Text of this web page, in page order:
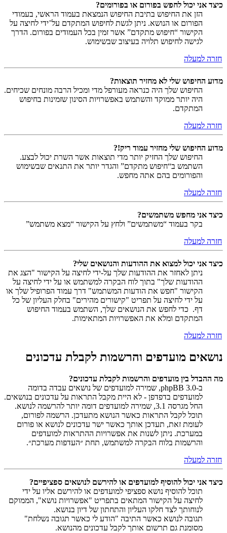
כיצד אני יכול לחפש בפורום או בפורומים?
הזן את החיפוש בתיבת החיפוש הנמצאת בעמוד הראשי, בעמודי
הפורום או הנושא. ניתן לגשת לחיפוש המתקדם על־ידי לחיצה על
הקישור “חיפוש מתקדם” אשר זמין בכל העמודים בפורום. הדרך
לגישה לחיפוש תלויה בעיצוב שבשימוש.
חזרה למעלה
מדוע החיפוש שלי לא מחזיר תוצאות?
החיפוש שלך היה כנראה מעורפל מדי ומכיל הרבה מונחים שכיחים.
היה יותר ממוקד והשתמש באפשרויות הסינון שזמינות בחיפוש
המתקדם.
חזרה למעלה
מדוע החיפוש שלי מחזיר עמוד ריק!?
החיפוש שלך החזיק יותר מדי תוצאות אשר השרת יכול לבצע.
השתמש ב“חיפוש מתקדם” והגדר יותר את התנאים שבשימוש
והפורומים בהם אתה מחפש.
חזרה למעלה
כיצד אני מחפש משתמשים?
בקר בעמוד “משתמשים” ולחץ על הקישור “מצא משתמש”
חזרה למעלה
כיצד אני יכול למצוא את ההודעות והנושאים שלי?
ניתן לאחזר את ההודעות שלך על-ידי לחיצה על הקישור "הצג את
ההודעות שלך" בתוך לוח הבקרה למשתמש או על ידי לחיצה על
הקישור "חפש את הודעות המשתמש" דרך עמוד הפרופיל שלך או
על ידי לחיצה על תפריט "קישורים מהירים" בחלק העליון של כל
דף. כדי לחפש את הנושאים שלך, השתמש בעמוד החיפוש
המתקדם ומלא את האפשרויות המתאימות.
חזרה למעלה
נושאים מועדפים והרשמות לקבלת עדכונים
מה ההבדל בין מועדפים והרשמות לקבלת עדכונים?
ב-phpBB 3.0, שמירה למועדפים של נושאים עבדה בדומה
למועדפים בדפדפן - לא היית מקבל התראות על עדכונים בנושאים.
החל מגרסה 3.1, שמירה למועדפים דומה יותר להרשמה לנושא.
תוכל לקבל התראות כאשר הנושא מתעדכן. הרשמה לפורום,
לעומת זאת, תעדכן אותך כאשר ישר עדכונים לנושא או פורום
במערכת. ניתן לשנות את אפשרויות ההתראות למועדפים
והרשמות בלוח הבקרה למשתמש, תחת ״העדפות מערכת״.
חזרה למעלה
כיצד אני יכול להוסיף למועדפים או להירשם לנושאים ספציפיים?
תוכל להוסיף נושא ספציפי למועדפים או להירשם אליו על ידי
לחיצה על הקישור המתאים בתפריט "אפשרויות נושא", הממוקם
לנוחותך לצד חלקו העליון והתחתון של דיון בנושא.
תגובה לנושא כאשר התיבה "הודע לי כאשר תגובה נשלחת"
מסומנת גם תרשום אותך לקבל עדכונים מהנושא.